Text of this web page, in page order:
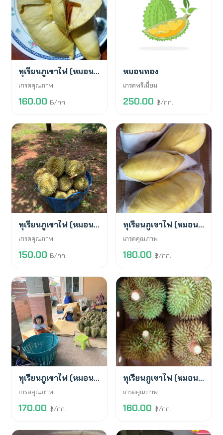
พร้อมขาย ทุเรียนภูเขาไฟ (หมอนทอง)
เกรดคุณภาพ
160.00 ฿/กก.
สั่งจองล่วงหน้า
หมอนทอง
เกรดพรีเมี่ยม
250.00 ฿/กก.
พร้อมขาย ทุเรียนภูเขาไฟ (หมอนทอง)
เกรดคุณภาพ
150.00 ฿/กก.
พร้อมขาย ทุเรียนภูเขาไฟ (หมอนทอง)
เกรดคุณภาพ
180.00 ฿/กก.
พร้อมขาย ทุเรียนภูเขาไฟ (หมอนทอง)
เกรดคุณภาพ
170.00 ฿/กก.
พร้อมขาย ทุเรียนภูเขาไฟ (หมอนทอง)
เกรดคุณภาพ
160.00 ฿/กก.